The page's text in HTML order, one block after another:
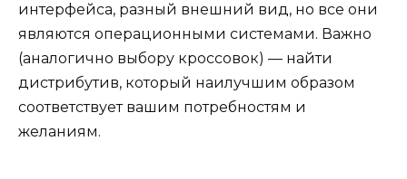
интерфейса, разный внешний вид, но все они
являются операционными системами. Важно
(аналогично выбору кроссовок) — найти
дистрибутив, который наилучшим образом
соответствует вашим потребностям и
желаниям.